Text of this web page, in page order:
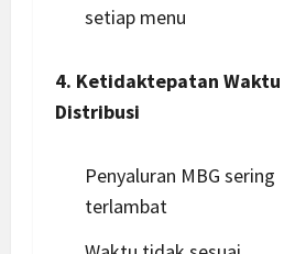
setiap menu
4. Ketidaktepatan Waktu
Distribusi
Penyaluran MBG sering
terlambat